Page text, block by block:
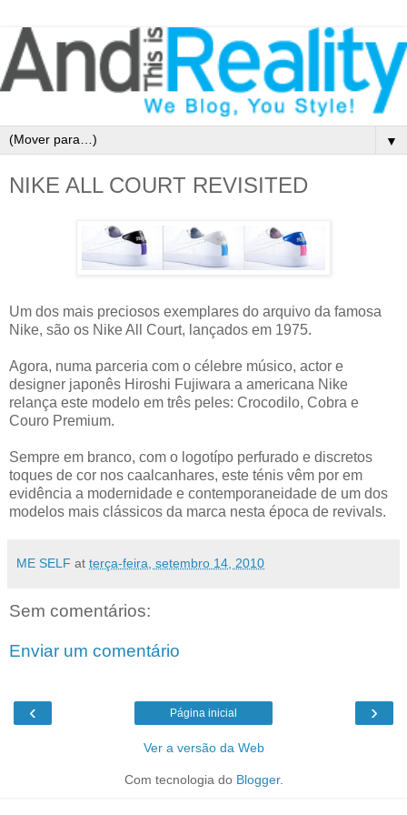
▼
NIKE ALL COURT REVISITED
Um dos mais preciosos exemplares do arquivo da famosa
Nike, são os Nike All Court, lançados em 1975.
Agora, numa parceria com o célebre músico, actor e
designer japonês Hiroshi Fujiwara a americana Nike
relança este modelo em três peles: Crocodilo, Cobra e
Couro Premium.
Sempre em branco, com o logotípo perfurado e discretos
toques de cor nos caalcanhares, este ténis vêm por em
evidência a modernidade e contemporaneidade de um dos
modelos mais clássicos da marca nesta época de revivals.
ME SELF at terça-feira, setembro 14, 2010
Sem comentários:
Enviar um comentário
‹ ›
Página inicial
Ver a versão da Web
Com tecnologia do Blogger.